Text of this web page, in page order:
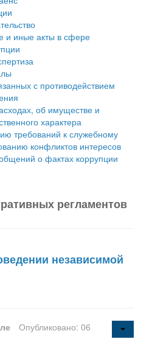
и застройки
и иные акты в сфере
с противодействием
об имуществе и
характера
требований к служебному
конфликтов интересов
о фактах коррупции
регламентов
независимой
Опубликовано: 06